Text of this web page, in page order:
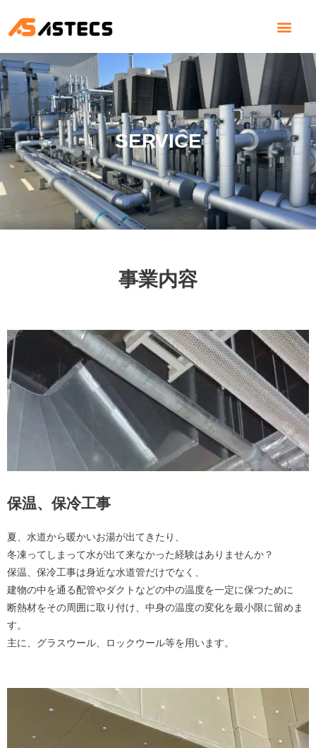
SERVICE
事業内容
保温、保冷工事
夏、水道から暖かいお湯が出てきたり、
冬凍ってしまって水が出て来なかった経験はありませんか？
保温、保冷工事は身近な水道管だけでなく、
建物の中を通る配管やダクトなどの中の温度を一定に保つために
断熱材をその周囲に取り付け、中身の温度の変化を最小限に留めま
す。
主に、グラスウール、ロックウール等を用います。